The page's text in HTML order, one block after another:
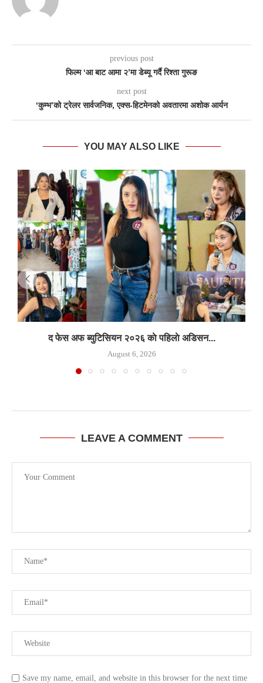
previous post
फिल्म ‘आ बाट आमा २’मा डेब्यू गर्दै रिश्ता गुरूङ
next post
‘कुम्भ’को ट्रेलर सार्वजनिक, एक्स-हिटमेनको अवतारमा अशोक आर्यन
YOU MAY ALSO LIKE
द फेस अफ ब्युटिसियन २०२६ काे पहिलाे अडिसन...
August 6, 2026
LEAVE A COMMENT
Save my name, email, and website in this browser for the next time